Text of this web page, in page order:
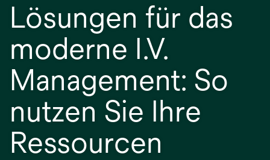
Lösungen für das
moderne I.V.
Management: So
nutzen Sie Ihre
Ressourcen